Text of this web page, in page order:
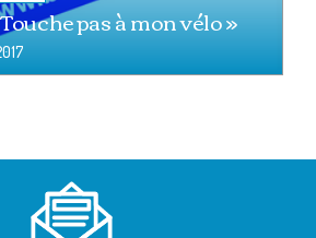
pas à mon vélo »